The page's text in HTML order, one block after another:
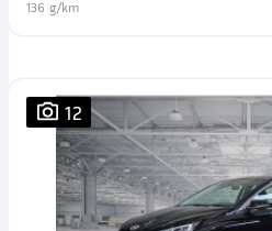
136 g/km
12